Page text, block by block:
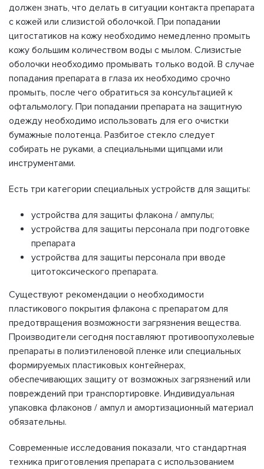
должен знать, что делать в ситуации контакта препарата
с кожей или слизистой оболочкой. При попадании
цитостатиков на кожу необходимо немедленно промыть
кожу большим количеством воды с мылом. Слизистые
оболочки необходимо промывать только водой. В случае
попадания препарата в глаза их необходимо срочно
промыть, после чего обратиться за консультацией к
офтальмологу. При попадании препарата на защитную
одежду необходимо использовать для его очистки
бумажные полотенца. Разбитое стекло следует
собирать не руками, а специальными щипцами или
инструментами.
Есть три категории специальных устройств для защиты:
устройства для защиты флакона / ампулы;
устройства для защиты персонала при подготовке
препарата
устройства для защиты персонала при вводе
цитотоксического препарата.
Существуют рекомендации о необходимости
пластикового покрытия флакона с препаратом для
предотвращения возможности загрязнения вещества.
Производители сегодня поставляют противоопухолевые
препараты в полиэтиленовой пленке или специальных
формируемых пластиковых контейнерах,
обеспечивающих защиту от возможных загрязнений или
повреждений при транспортировке. Индивидуальная
упаковка флаконов / ампул и амортизационный материал
обязательны.
Современные исследования показали, что стандартная
техника приготовления препарата с использованием